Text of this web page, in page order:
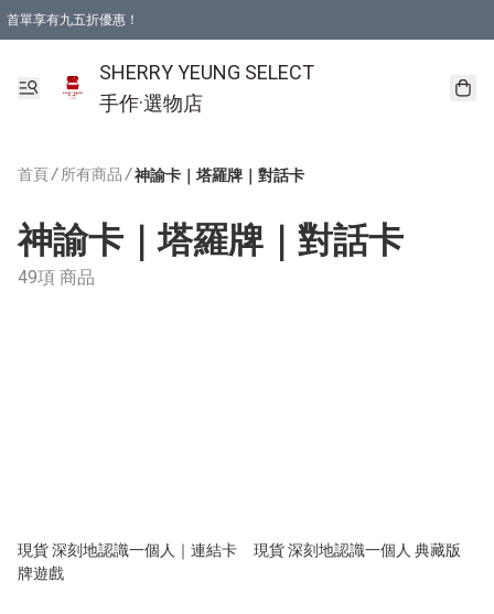
首單享有九五折優惠！
SHERRY YEUNG SELECT
手作·選物店
首頁/ 所有商品 /神諭卡｜塔羅牌｜對話卡
神諭卡｜塔羅牌｜對話卡
49項 商品
現貨 深刻地認識一個人｜連結卡
牌遊戲
現貨 深刻地認識一個人 典藏版